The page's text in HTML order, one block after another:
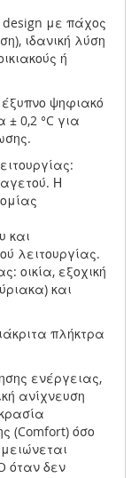
design με πάχος
ιδανική λύση
ή
ψηφιακό
0,2 °C για
Η
και
λειτουργίας.
οικία, εξοχική
και
πλήκτρα
ενέργειας,
ανίχνευση
(Comfort) όσο
όταν δεν